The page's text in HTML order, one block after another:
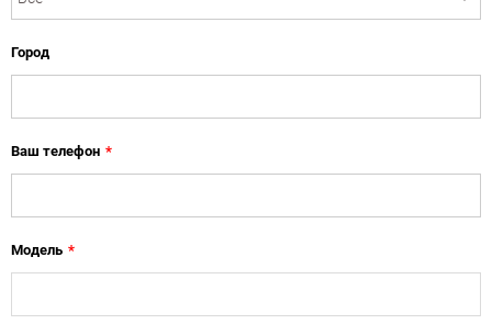
Город
Ваш телефон *
Модель *